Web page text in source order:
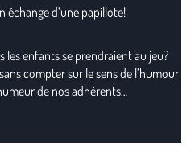
échange d’une papillote!
les enfants se prendraient au jeu?
compter sur le sens de l’humour
de nos adhérents…